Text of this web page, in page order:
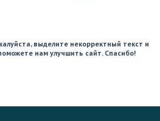
выделите некорректный текст и
нам улучшить сайт. Спасибо!